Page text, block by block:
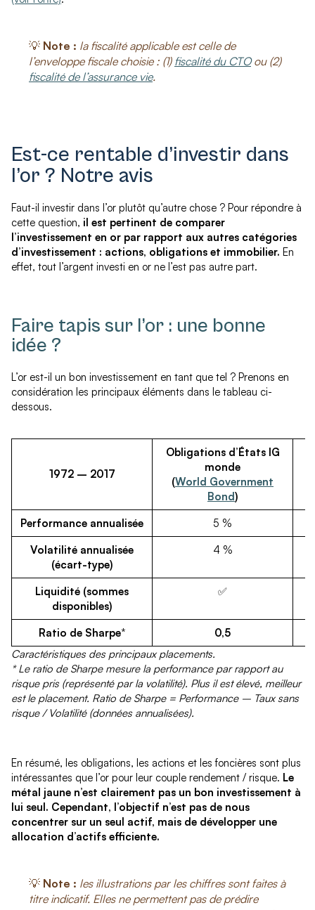
💡 Note : la fiscalité applicable est celle de
l’enveloppe fiscale choisie : (1) fiscalité du CTOou (2)
fiscalité de l’assurance vie.
Est-ce rentable d’investir dans
l’or ? Notre avis
Faut-il investir dans l’or plutôt qu’autre chose ? Pour répondre à
cette question, il est pertinent de comparer
l’investissement en or par rapport aux autres catégories
d’investissement : actions, obligations et immobilier. En
effet, tout l’argent investi en or ne l’est pas autre part.
Faire tapis sur l’or : une bonne
idée ?
L’or est-il un bon investissement en tant que tel ? Prenons en
considération les principaux éléments dans le tableau ci-
dessous.
1972 – 2017
Obligations d’États IG
monde
(World Government
Bond)
Performance annualisée
5 %
Volatilité annualisée
(écart-type)
4 %
Liquidité (sommes
disponibles)
✅
Ratio de Sharpe*
0,5
Caractéristiques des principaux placements.
* Le ratio de Sharpe mesure la performance par rapport au
risque pris (représenté par la volatilité). Plus il est élevé, meilleur
est le placement. Ratio de Sharpe = Performance – Taux sans
risque / Volatilité (données annualisées).
En résumé, les obligations, les actions et les foncières sont plus
intéressantes que l’or pour leur couple rendement / risque. Le
métal jaune n’est clairement pas un bon investissement à
lui seul. Cependant, l’objectif n’est pas de nous
concentrer sur un seul actif, mais de développer une
allocation d’actifs efficiente.
💡 Note : les illustrations par les chiffres sont faites à
titre indicatif. Elles ne permettent pas de prédire